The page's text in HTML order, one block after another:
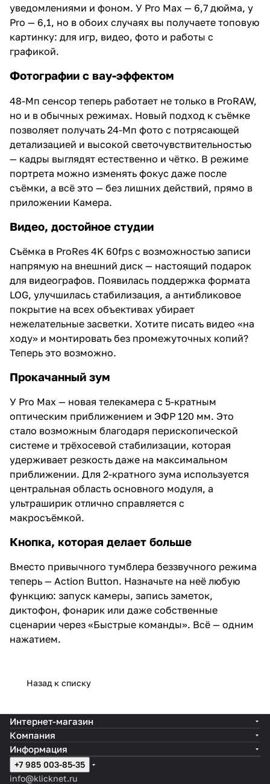
уведомлениями и фоном. У Pro Max — 6,7 дюйма, у
Pro — 6,1, но в обоих случаях вы получаете топовую
картинку: для игр, видео, фото и работы с
графикой.
Фотографии с вау-эффектом
48-Мп сенсор теперь работает не только в ProRAW,
но и в обычных режимах. Новый подход к съёмке
позволяет получать 24-Мп фото с потрясающей
детализацией и высокой светочувствительностью
— кадры выглядят естественно и чётко. В режиме
портрета можно изменять фокус даже после
съёмки, а всё это — без лишних действий, прямо в
приложении Камера.
Видео, достойное студии
Съёмка в ProRes 4K 60fps с возможностью записи
напрямую на внешний диск — настоящий подарок
для видеографов. Появилась поддержка формата
LOG, улучшилась стабилизация, а антибликовое
покрытие на всех объективах убирает
нежелательные засветки. Хотите писать видео «на
ходу» и монтировать без промежуточных копий?
Теперь это возможно.
Прокачанный зум
У Pro Max — новая телекамера с 5-кратным
оптическим приближением и ЭФР 120 мм. Это
стало возможным благодаря перископической
системе и трёхосевой стабилизации, которая
удерживает резкость даже на максимальном
приближении. Для 2-кратного зума используется
центральная область основного модуля, а
ультраширик отлично справляется с
макросъёмкой.
Кнопка, которая делает больше
Вместо привычного тумблера беззвучного режима
теперь — Action Button. Назначьте на неё любую
функцию: запуск камеры, запись заметок,
диктофон, фонарик или даже собственные
сценарии через «Быстрые команды». Всё — одним
нажатием.
Назад к списку
Интернет-магазин
Компания
Информация
+7 985 003-85-35
info@klicknet.ru